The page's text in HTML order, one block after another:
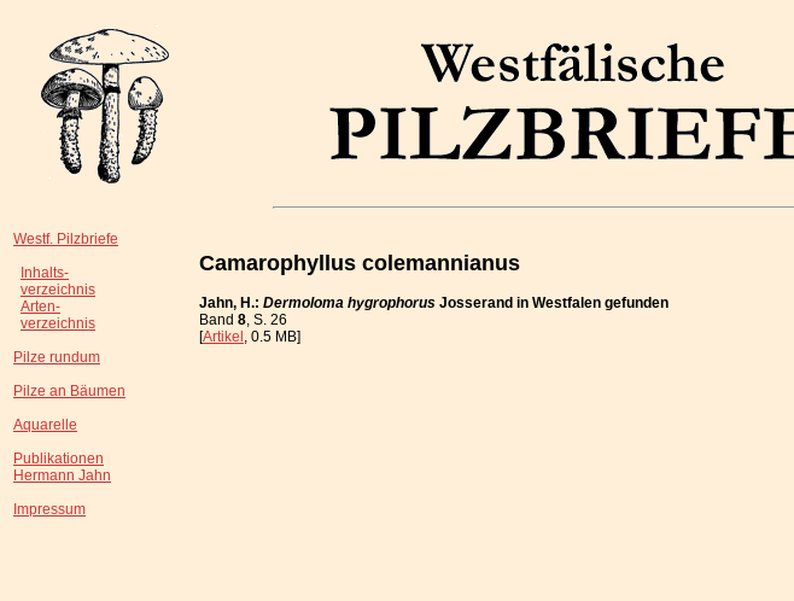
Westf. Pilzbriefe
Inhalts-
verzeichnis
Arten-
verzeichnis
Pilze rundum
Pilze an Bäumen
Aquarelle
Publikationen
Hermann Jahn
Impressum
Camarophyllus colemannianus
Jahn, H.: Dermoloma hygrophorus Josserand in Westfalen gefunden
Band 8, S. 26
[Artikel, 0.5 MB]